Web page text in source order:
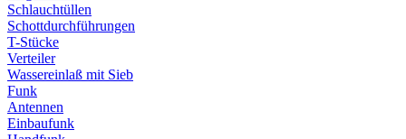
Schlauchtüllen
Schottdurchführungen
T-Stücke
Verteiler
Wassereinlaß mit Sieb
Funk
Antennen
Einbaufunk